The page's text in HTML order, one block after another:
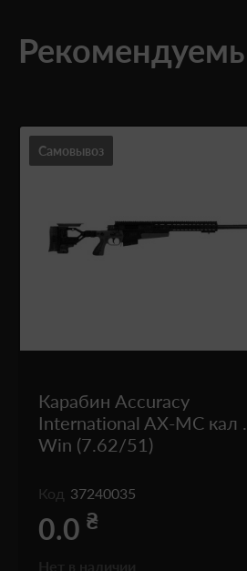
Самовывоз
Карабин Accuracy
International AX-MC кал
Win (7.62/51)
Код 37240035
0.0 ₴